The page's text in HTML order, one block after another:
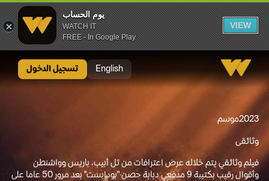
يوم الحساب
WATCH IT
FREE - In Google Play
VIEW
English تسجيل الدخول
2023موسم
وثائقى
فيلم وثائقي يتم خلاله عرض اعترافات من تل أبيب، باريس وواشنطن
وأقوال رقيب بكتيبة 9 مدفعي دبابة حصن "بودابست" بعد مرور 50 عاما على